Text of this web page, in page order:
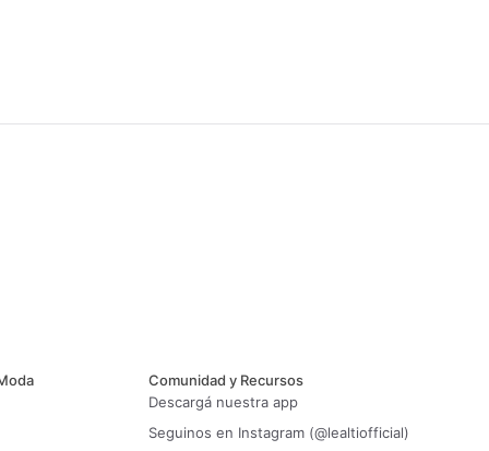
Comunidad y Recursos
Descargá nuestra app
Seguinos en Instagram (@lealtiofficial)